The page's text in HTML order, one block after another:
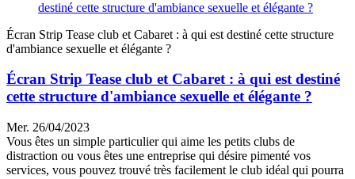
Écran Strip Tease club et Cabaret : à qui est destiné cette structure
d'ambiance sexuelle et élégante ?
Écran Strip Tease club et Cabaret : à qui est destiné
cette structure d'ambiance sexuelle et élégante ?
Mer. 26/04/2023
Vous êtes un simple particulier qui aime les petits clubs de
distraction ou vous êtes une entreprise qui désire pimenté vos
services, vous pouvez trouvé très facilement le club idéal qui pourra